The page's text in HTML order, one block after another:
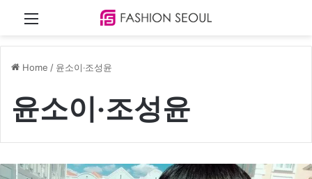
Home / 윤소이‧조성윤
윤소이‧조성윤
윤